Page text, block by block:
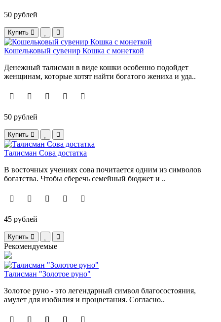
50 рублей
Купить
Кошельковый сувенир Кошка с монеткой
Денежный талисман в виде кошки особенно подойдет
женщинам, которые хотят найти богатого жениха и уда..
50 рублей
Купить
Талисман Сова достатка
В восточных учениях сова почитается одним из символов
богатства. Чтобы сберечь семейный бюджет и ..
45 рублей
Купить
Рекомендуемые
Талисман "Золотое руно"
Золотое руно - это легендарный символ благосостояния,
амулет для изобилия и процветания. Согласно..